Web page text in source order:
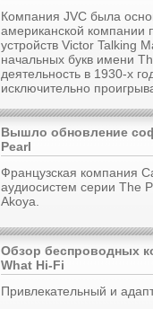
Компания JVC была
американской компании
устройств Victor Talking
начальных букв имени
деятельность в 1930-х
исключительно
Вышло обновление
Pearl
Французская компания
аудиосистем серии The
Akoya.
Обзор беспроводных
What Hi-Fi
Привлекательный и